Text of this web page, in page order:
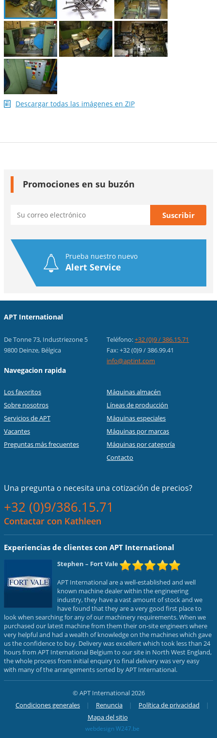
Descargar todas las imágenes en ZIP
Promociones en su buzón
Prueba nuestro nuevo
Alert Service
APT International
De Tonne 73, Industriezone 5
9800 Deinze, Bélgica
Teléfono:+32 (0)9 / 386.15.71
Fax: +32 (0)9 / 386.99.41
info@aptint.com
Navegacion rapida
Los favoritos
Sobre nosotros
Servicios de APT
Vacantes
Preguntas más frecuentes
Máquinas almacén
Líneas de producción
Máquinas especiales
Máquinas por marcas
Máquinas por categoría
Contacto
Una pregunta o necesita una cotización de precios?
+32 (0)9/386.15.71
Contactar con Kathleen
Experiencias de clientes con APT International
Stephen – Fort Vale
APT International are a well-established and well
known machine dealer within the engineering
industry, they have a vast amount of stock and we
have found that they are a very good first place to
look when searching for any of our machinery requirements. When we
purchased our latest machine from them their on-site engineers where
very helpful and had a wealth of knowledge on the machines which gave
us the confidence to buy. Delivery was excellent which took less than 24
hours from APT International Belgium to our site in North West England,
the whole process from initial enquiry to final delivery was very easy
with many of the arrangements sorted by APT International.
© APT International 2026
Condiciones generales
Renuncia
Política de privacidad
Mapa del sitio
webdesign W247.be